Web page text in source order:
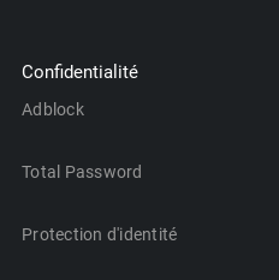
Confidentialité
Adblock
Total Password
Protection d'identité